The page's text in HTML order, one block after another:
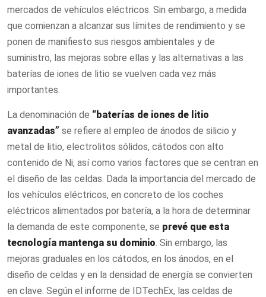
mercados de vehículos eléctricos. Sin embargo, a medida
que comienzan a alcanzar sus límites de rendimiento y se
ponen de manifiesto sus riesgos ambientales y de
suministro, las mejoras sobre ellas y las alternativas a las
baterías de iones de litio se vuelven cada vez más
importantes.
La denominación de “baterías de iones de litio
avanzadas” se refiere al empleo de ánodos de silicio y
metal de litio, electrolitos sólidos, cátodos con alto
contenido de Ni, así como varios factores que se centran en
el diseño de las celdas. Dada la importancia del mercado de
los vehículos eléctricos, en concreto de los coches
eléctricos alimentados por batería, a la hora de determinar
la demanda de este componente, se prevé que esta
tecnología mantenga su dominio. Sin embargo, las
mejoras graduales en los cátodos, en los ánodos, en el
diseño de celdas y en la densidad de energía se convierten
en clave. Según el informe de IDTechEx, las celdas de